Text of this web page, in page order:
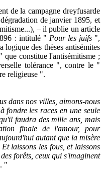
de la campagne dreyfusarde
de janvier 1895, et
– il publie un article
: intitulé " Pour les juifs",
logique des thèses antisémites
constitue l'antisémitisme ;
tolérance ", contre le "
religieuse ".
dans nos villes, aimons-nous
fondre les races en une seule
faudra des mille ans, mais
finale de l'amour, pour
autant que la misère
laissons les fous, et laissons
forêts, ceux qui s'imaginent
. "